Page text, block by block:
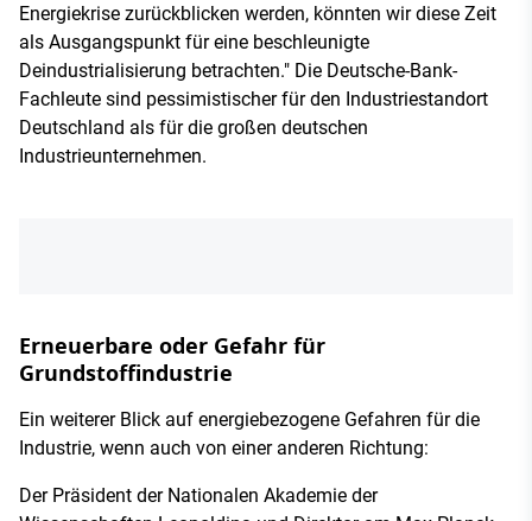
Energiekrise zurückblicken werden, könnten wir diese Zeit
als Ausgangspunkt für eine beschleunigte
Deindustrialisierung betrachten." Die Deutsche-Bank-
Fachleute sind pessimistischer für den Industriestandort
Deutschland als für die großen deutschen
Industrieunternehmen.
Erneuerbare oder Gefahr für
Grundstoffindustrie
Ein weiterer Blick auf energiebezogene Gefahren für die
Industrie, wenn auch von einer anderen Richtung:
Der Präsident der Nationalen Akademie der